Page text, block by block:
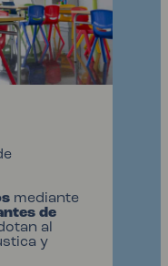
mediante
de
al
y